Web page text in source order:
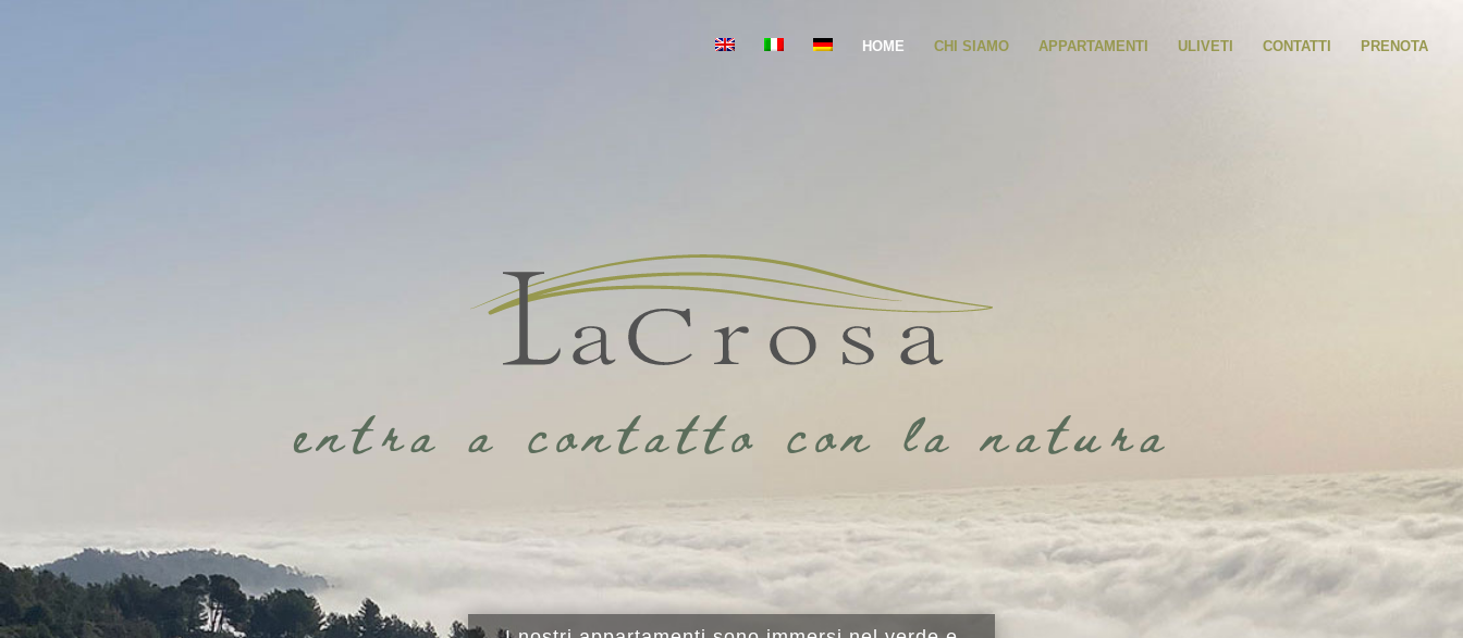
HOME CHI SIAMO APPARTAMENTI ULIVETI CONTATTI PRENOTA
entra a contatto con la natura